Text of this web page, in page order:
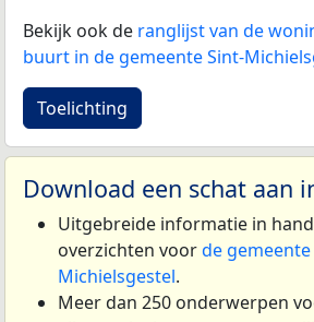
Bekijk ook de ranglijst van de
buurt in de gemeente Sint-
Toelichting
Download een schat aan
Uitgebreide informatie in
overzichten voorde gemeente
Michielsgestel.
Meer dan 250 onderwerpen